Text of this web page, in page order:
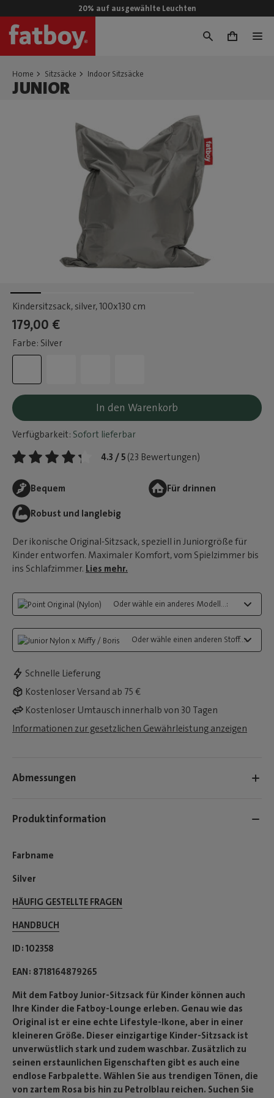
20% auf ausgewählte Leuchten
0
Home Sitzsäcke Indoor Sitzsäcke
JUNIOR
Kindersitzsack, silver, 100x130 cm
179,00 €
Farbe: Silver
In den Warenkorb
Verfügbarkeit: Sofort lieferbar
4.3 / 5 (23 Bewertungen)
Bequem Für drinnen
Robust und langlebig
Der ikonische Original-Sitzsack, speziell in Juniorgröße für
Kinder entworfen. Maximaler Komfort, vom Spielzimmer bis
ins Schlafzimmer. Lies mehr.
Oder wähle ein anderes Modell...:
Oder wähle einen anderen Stoff...:
Schnelle Lieferung
Kostenloser Versand ab 75 €
Kostenloser Umtausch innerhalb von 30 Tagen
Informationen zur gesetzlichen Gewährleistung anzeigen
Abmessungen
Produktinformation
Farbname
Silver
HÄUFIG GESTELLTE FRAGEN
HANDBUCH
ID 102358
EAN 8718164879265
Mit dem Fatboy Junior-Sitzsack für Kinder können auch
Ihre Kinder die Fatboy-Lounge erleben. Genau wie das
Original ist er eine echte Lifestyle-Ikone, aber in einer
kleineren Größe. Dieser einzigartige Kinder-Sitzsack ist
unverwüstlich stark und zudem waschbar. Zusätzlich zu
seinen erstaunlichen Eigenschaften gibt es auch eine
endlose Farbpalette. Wählen Sie aus trendigen Tönen, die
von zartem Rosa bis hin zu Petrolblau reichen. Suchen Sie